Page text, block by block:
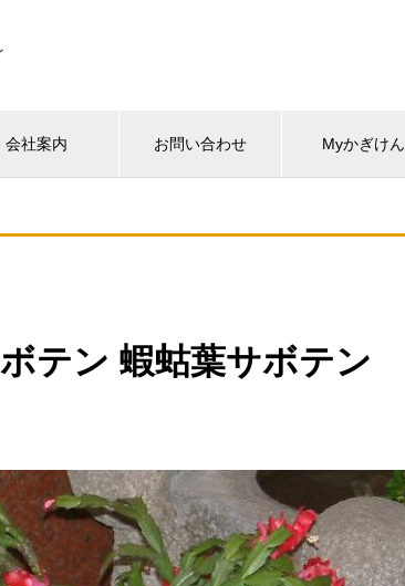
会社案内 お問い合わせ Myかぎけん
テン 蝦蛄葉サボテン